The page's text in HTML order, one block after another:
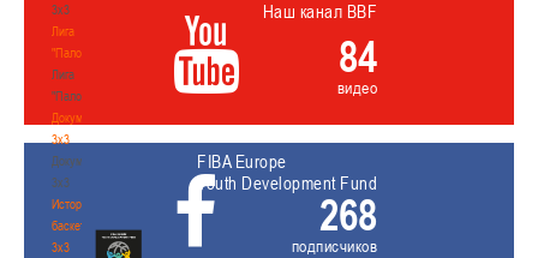
3х3
Лига
"Палова"
Лига
"Палова"
Документы
3х3
Документы
3х3
История
баскетбола
3х3
Наш канал BBF
84
видео
FIBA Europe
Youth Development Fund
268
подписчиков